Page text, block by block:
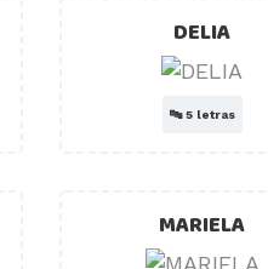
DELIA
🔤5 letras
MARIELA